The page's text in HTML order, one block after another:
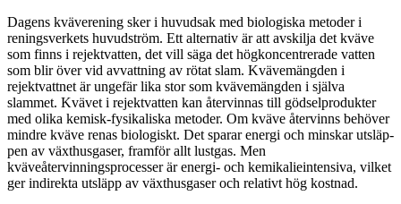
Dagens kväverening sker i huvudsak med biologiska metoder i
reningsverkets huvud­ström. Ett alternativ är att avskilja det kväve
som finns i rejektvatten, det vill säga det högkoncentrerade vatten
som blir över vid avvattning av rötat slam. Kvävemängden i
rejektvattnet är ungefär lika stor som kvävemängden i själva
slammet. Kvävet i rejektvat­ten kan återvinnas till gödselprodukter
med olika kemisk-fysikaliska metoder. Om kväve återvinns behöver
mindre kväve renas biologiskt. Det sparar energi och minskar utsläp­
pen av växthusgaser, framför allt lustgas. Men
kväveåtervinningsprocesser är energi- och kemikalieintensiva, vilket
ger indirekta utsläpp av växthusgaser och relativt hög kostnad.